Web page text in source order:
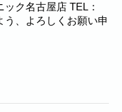
ク名古屋店 TEL：
う、よろしくお願い申